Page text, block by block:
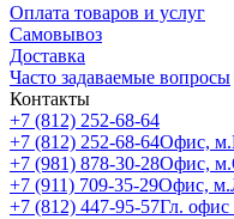
Оплата товаров и услуг
Самовывоз
Доставка
Часто задаваемые вопросы
Контакты
+7 (812) 252-68-64
+7 (812) 252-68-64Офис,
+7 (981) 878-30-28Офис,
+7 (911) 709-35-29Офис,
+7 (812) 447-95-57Гл. офис